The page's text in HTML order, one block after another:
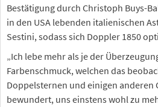
Bestätigung durch Christoph Buys-
in den USA lebenden italienischen
Sestini, sodass sich Doppler 1850
„Ich lebe mehr als je der
Farbenschmuck, welchen das
Doppelsternen und einigen anderen
bewundert, uns einstens wohl zu